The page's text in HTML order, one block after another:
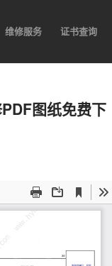
维修服务 证书查询
图纸免费下